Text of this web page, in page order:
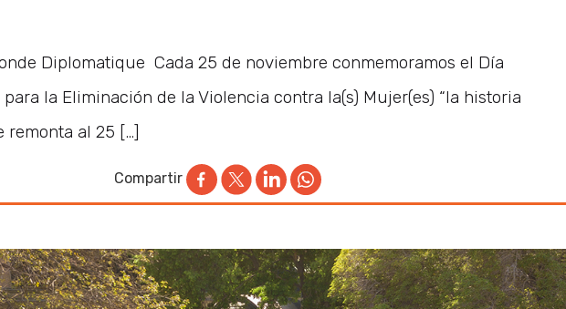
Diplomatique Cada 25 de noviembre conmemoramos el Día
la Eliminación de la Violencia contra la(s) Mujer(es) “la historia
remonta al 25 […]
Compartir